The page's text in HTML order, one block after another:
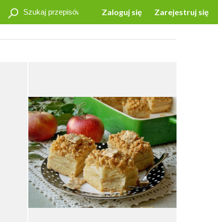
Zaloguj się Zarejestruj się